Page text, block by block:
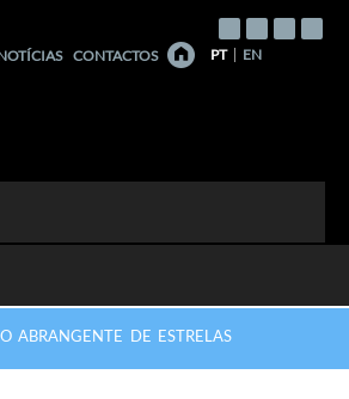
CONTACTOS PT EN
ABRANGENTE DE ESTRELAS